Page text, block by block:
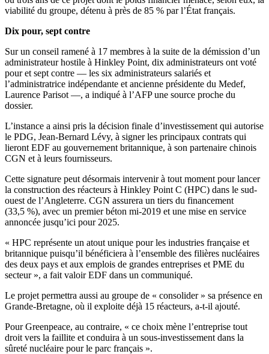
viabilité du groupe, détenu à près de 85 % par l’État français.
Dix pour, sept contre
Sur un conseil ramené à 17 membres à la suite de la démission d’un
administrateur hostile à Hinkley Point, dix administrateurs ont voté
pour et sept contre — les six administrateurs salariés et
l’administratrice indépendante et ancienne présidente du Medef,
Laurence Parisot —, a indiqué à l’AFP une source proche du
dossier.
L’instance a ainsi pris la décision finale d’investissement qui autorise
le PDG, Jean-Bernard Lévy, à signer les principaux contrats qui
lieront EDF au gouvernement britannique, à son partenaire chinois
CGN et à leurs fournisseurs.
Cette signature peut désormais intervenir à tout moment pour lancer
la construction des réacteurs à Hinkley Point C (HPC) dans le sud-
ouest de l’Angleterre. CGN assurera un tiers du financement
(33,5 %), avec un premier béton mi-2019 et une mise en service
annoncée jusqu’ici pour 2025.
« HPC représente un atout unique pour les industries française et
britannique puisqu’il bénéficiera à l’ensemble des filières nucléaires
des deux pays et aux emplois de grandes entreprises et PME du
secteur », a fait valoir EDF dans un communiqué.
Le projet permettra aussi au groupe de « consolider » sa présence en
Grande-Bretagne, où il exploite déjà 15 réacteurs, a-t-il ajouté.
Pour Greenpeace, au contraire, « ce choix mène l’entreprise tout
droit vers la faillite et conduira à un sous-investissement dans la
sûreté nucléaire pour le parc français ».